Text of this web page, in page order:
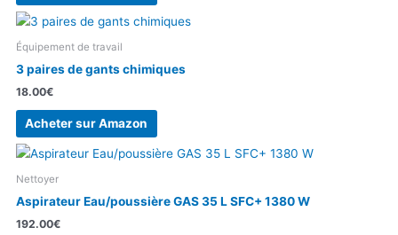
Équipement de travail
3 paires de gants chimiques
18.00€
Acheter sur Amazon
Nettoyer
Aspirateur Eau/poussière GAS 35 L SFC+ 1380 W
192.00€